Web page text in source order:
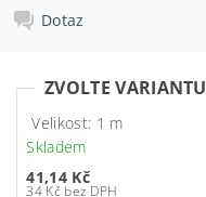
Dotaz
ZVOLTE VARIANTU
Velikost: 1 m
Skladem
41,14 Kč
34 Kč bez DPH